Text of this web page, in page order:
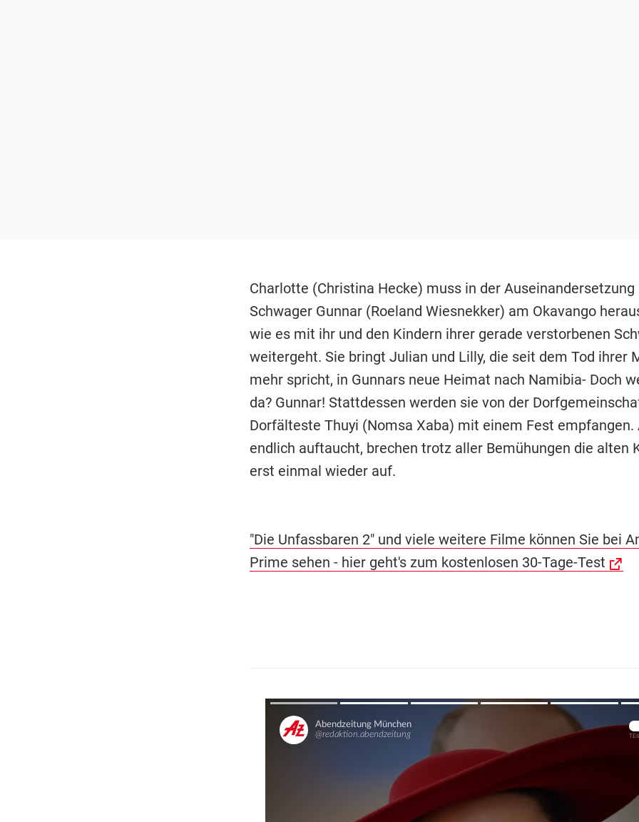
Charlotte (Christina Hecke) muss in der
Schwager Gunnar (Roeland Wiesnekker) am Okavango
wie es mit ihr und den Kindern ihrer gerade verstorbenen
weitergeht. Sie bringt Julian und Lilly, die seit dem Tod ihrer
mehr spricht, in Gunnars neue Heimat nach Namibia- Doch
da? Gunnar! Stattdessen werden sie von der
Dorfälteste Thuyi (Nomsa Xaba) mit einem Fest empfangen.
endlich auftaucht, brechen trotz aller Bemühungen die alten
erst einmal wieder auf.
"Die Unfassbaren 2" und viele weitere Filme können Sie bei
Prime sehen - hier geht's zum kostenlosen 30-Tage-Test